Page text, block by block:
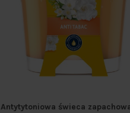
Antytytoniowa świeca